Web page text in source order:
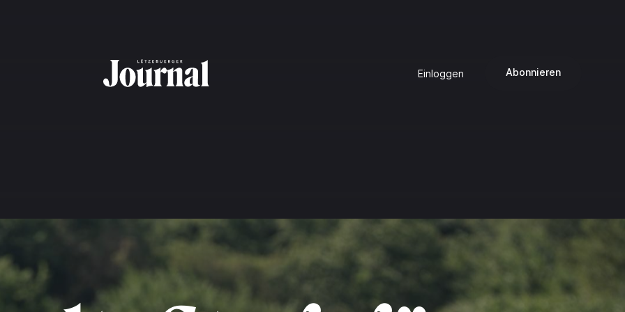
Einloggen Abonnieren